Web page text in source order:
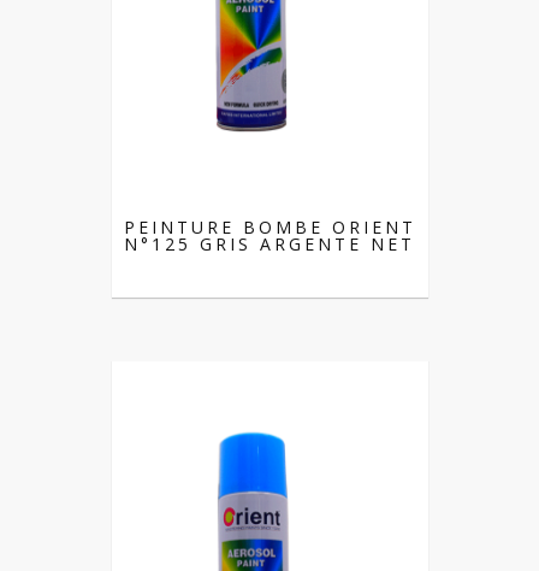
PEINTURE BOMBE ORIENT
N°125 GRIS ARGENTE NET